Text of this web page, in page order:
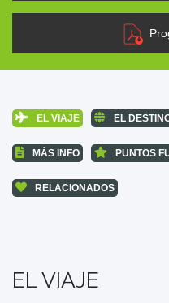
EL VIAJE EL
MÁS INFO PUNTOS
RELACIONADOS
EL VIAJE